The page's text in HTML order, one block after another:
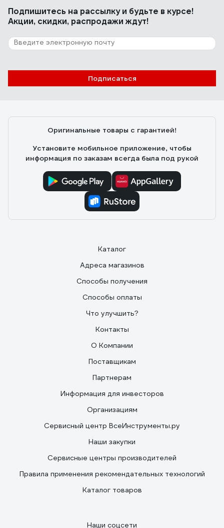
Подпишитесь на рассылкуи будьте в курсе!
Акции, скидки, распродажи ждут!
Подписаться
Оригинальные товары с гарантией!
Установите мобильное приложение, чтобы
информация по заказам всегда была под рукой
Каталог
Адреса магазинов
Способы получения
Способы оплаты
Что улучшить?
Контакты
О Компании
Поставщикам
Партнерам
Информация для инвесторов
Организациям
Сервисный центр ВсеИнструменты.ру
Наши закупки
Сервисные центры производителей
Правила применения рекомендательных технологий
Каталог товаров
Наши соцсети